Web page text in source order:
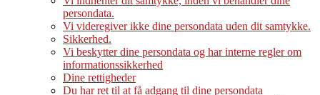
persondata.
Vi videregiver ikke dine persondata uden dit samtykke.
Sikkerhed.
Vi beskytter dine persondata og har interne regler om
informationssikkerhed
Dine rettigheder
Du har ret til at få adgang til dine persondata